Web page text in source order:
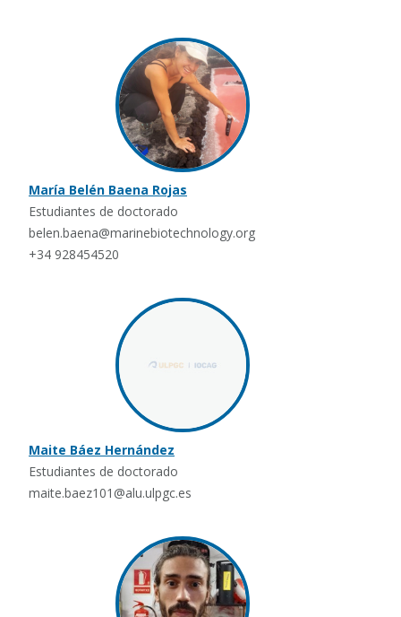
María Belén Baena Rojas
Estudiantes de doctorado
belen.baena@marinebiotechnology.org
+34 928454520
Maite Báez Hernández
Estudiantes de doctorado
maite.baez101@alu.ulpgc.es